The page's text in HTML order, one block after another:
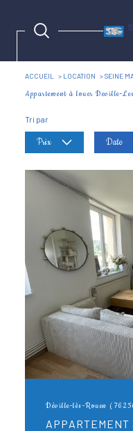
ACCUEIL LOCATION SEINE
Appartement à louer Deville-
Tri par
Prix Date
Déville-lès-Rouen